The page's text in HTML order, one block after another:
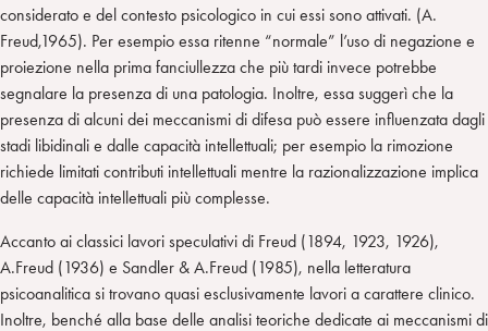
considerato e del contesto psicologico in cui essi sono attivati. (A.
Freud,1965). Per esempio essa ritenne “normale” l’uso di negazione e
proiezione nella prima fanciullezza che più tardi invece potrebbe
segnalare la presenza di una patologia. Inoltre, essa suggerì che la
presenza di alcuni dei meccanismi di difesa può essere influenzata dagli
stadi libidinali e dalle capacità intellettuali; per esempio la rimozione
richiede limitati contributi intellettuali mentre la razionalizzazione implica
delle capacità intellettuali più complesse.
Accanto ai classici lavori speculativi di Freud (1894, 1923, 1926),
A.Freud (1936) e Sandler & A.Freud (1985), nella letteratura
psicoanalitica si trovano quasi esclusivamente lavori a carattere clinico.
Inoltre, benché alla base delle analisi teoriche dedicate ai meccanismi di